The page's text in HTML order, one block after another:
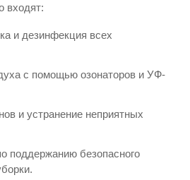
входят:
и дезинфекция всех
с помощью озонаторов и УФ-
и устранение неприятных
поддержанию безопасного